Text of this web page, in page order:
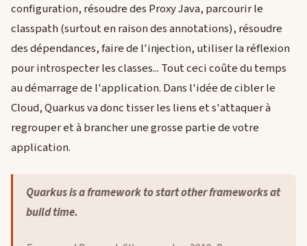
configuration, résoudre des Proxy Java, parcourir le
classpath (surtout en raison des annotations), résoudre
des dépendances, faire de l'injection, utiliser la réflexion
pour introspecter les classes... Tout ceci coûte du temps
au démarrage de l'application. Dans l'idée de cibler le
Cloud, Quarkus va donc tisser les liens et s'attaquer à
regrouper et à brancher une grosse partie de votre
application.
Quarkus is a framework to start other frameworks at
build time.